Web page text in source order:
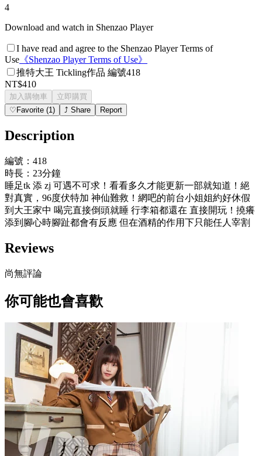
4
Download and watch in Shenzao Player
I have read and agree to the Shenzao Player Terms of
Use 《Shenzao Player Terms of Use》
推特大王 Tickling作品 編號418
NT$410
加入購物車
立即購買
♡ Favorite (1 ) ⤴ Share Report
Description
編號：418
時長：23分鐘
睡足tk 添 zj 可遇不可求！看看多久才能更新一部就知道！絕
對真實，96度伏特加 神仙難救！網吧的前台小姐姐約好休假
到大王家中 喝完直接倒頭就睡 行李箱都還在 直接開玩！撓癢
添到腳心時腳趾都會有反應 但在酒精的作用下只能任人宰割
Reviews
尚無評論
你可能也會喜歡